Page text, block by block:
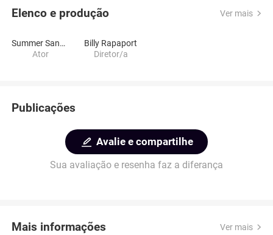
Elenco e produção Ver mais
Summer Sanders
Ator
Billy Rapaport
Diretor/a
Publicações
Avalie e compartilhe
Sua avaliação e resenha faz a diferança
Mais informações Ver mais